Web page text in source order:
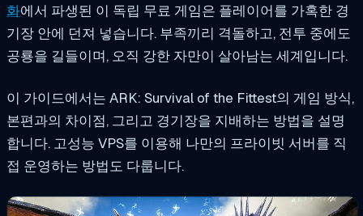
화에서 파생된 이 독립 무료 게임은 플레이어를 가혹한 경
기장 안에 던져 넣습니다. 부족끼리 격돌하고, 전투 중에도
공룡을 길들이며, 오직 강한 자만이 살아남는 세계입니다.
이 가이드에서는 ARK: Survival of the Fittest의 게임 방식,
본편과의 차이점, 그리고 경기장을 지배하는 방법을 설명
합니다. 고성능 VPS를 이용해 나만의 프라이빗 서버를 직
접 운영하는 방법도 다룹니다.